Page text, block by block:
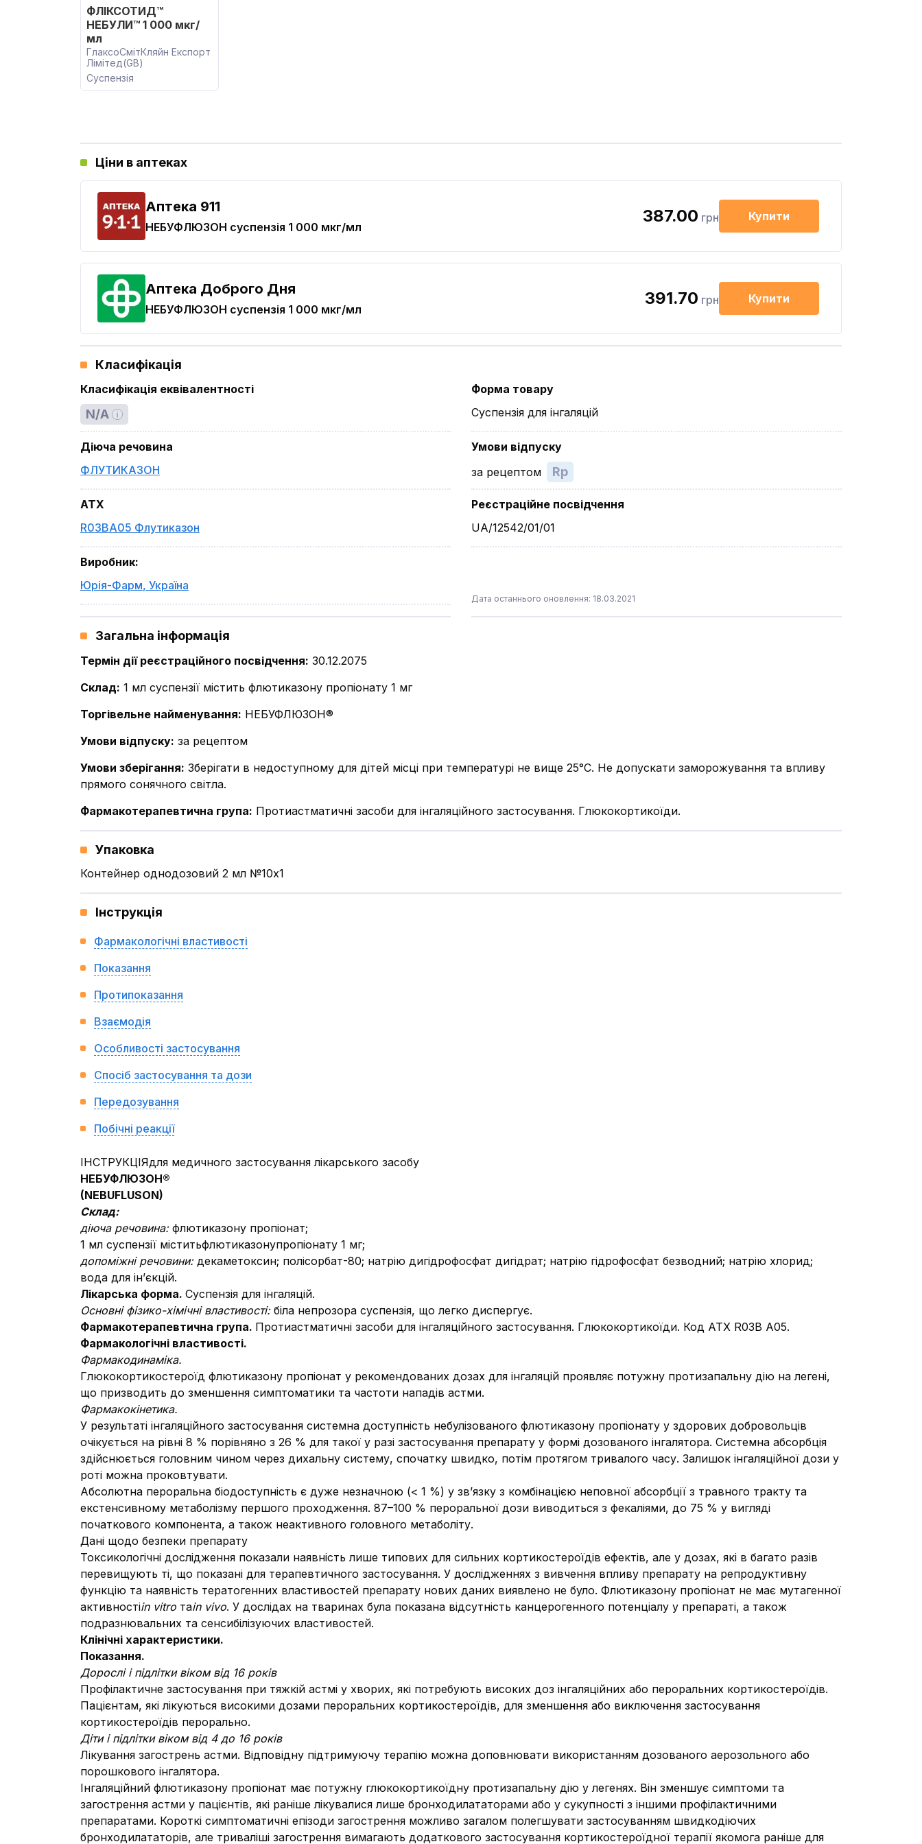
ФЛІКСОТИД™
НЕБУЛИ™ 1 000 мкг/
мл
ГлаксоСмітКляйн Експорт
Лімітед(GB)
Суспензія
Ціни в аптеках
Aптека 911
НЕБУФЛЮЗОН суспензія 1 000 мкг/мл
387.00 грн Купити
Аптека Доброго Дня
НЕБУФЛЮЗОН суспензія 1 000 мкг/мл
391.70 грн Купити
Класифікація
Класифікація еквівалентності
N/A
Діюча речовина
ФЛУТИКАЗОН
ATX
R03BA05 Флутиказон
Виробник:
Юрія-Фарм, Україна
Форма товару
Суспензія для інгаляцій
Умови відпуску
за рецептом
Rp
Реєстраційне посвідчення
UA/12542/01/01
Дата останнього оновлення: 18.03.2021
Загальна інформація
Термін дії реєстраційного посвідчення: 30.12.2075
Склад: 1 мл суспензії містить флютиказону пропіонату 1 мг
Торгівельне найменування: НЕБУФЛЮЗОН®
Умови відпуску: за рецептом
Умови зберігання: Зберігати в недоступному для дітей місці при температурі не вище 25°С. Не допускати заморожування та впливу
прямого сонячного світла.
Фармакотерапевтична група: Протиастматичні засоби для інгаляційного застосування. Глюкокортикоїди.
Упаковка
Контейнер однодозовий 2 мл №10x1
Інструкція
Фармакологічні властивості
Показання
Протипоказання
Взаємодія
Особливості застосування
Спосіб застосування та дози
Передозування
Побічні реакції
ІНСТРУКЦІЯдля медичного застосування лікарського засобу
НЕБУФЛЮЗОН®
(NEBUFLUSON)
Склад:
діюча речовина: флютиказону пропіонат;
1 мл суспензії міститьфлютиказонупропіонату 1 мг;
допоміжні речовини: декаметоксин; полісорбат-80; натрію дигідрофосфат дигідрат; натрію гідрофосфат безводний; натрію хлорид;
вода для ін’єкцій.
Лікарська форма. Суспензія для інгаляцій.
Основні фізико-хімічні властивості: біла непрозора суспензія, що легко диспергує.
Фармакотерапевтична група. Протиастматичні засоби для інгаляційного застосування. Глюкокортикоїди. Код АТХ R03B A05.
Фармакологічні властивості.
Фармакодинаміка.
Глюкокортикостероїд флютиказону пропіонат у рекомендованих дозах для інгаляцій проявляє потужну протизапальну дію на легені,
що призводить до зменшення симптоматики та частоти нападів астми.
Фармакокінетика.
У результаті інгаляційного застосування системна доступність небулізованого флютиказону пропіонату у здорових добровольців
очікується на рівні 8 % порівняно з 26 % для такої у разі застосування препарату у формі дозованого інгалятора. Системна абсорбція
здійснюється головним чином через дихальну систему, спочатку швидко, потім протягом тривалого часу. Залишок інгаляційної дози у
роті можна проковтувати.
Абсолютна пероральна біодоступність є дуже незначною (< 1 %) у зв’язку з комбінацією неповної абсорбції з травного тракту та
екстенсивному метаболізму першого проходження. 87–100 % пероральної дози виводиться з фекаліями, до 75 % у вигляді
початкового компонента, а також неактивного головного метаболіту.
Дані щодо безпеки препарату
Токсикологічні дослідження показали наявність лише типових для сильних кортикостероїдів ефектів, але у дозах, які в багато разів
перевищують ті, що показані для терапевтичного застосування. У дослідженнях з вивчення впливу препарату на репродуктивну
функцію та наявність тератогенних властивостей препарату нових даних виявлено не було. Флютиказону пропіонат не має мутагенної
активностіin vitro таin vivo. У дослідах на тваринах була показана відсутність канцерогенного потенціалу у препараті, а також
подразнювальних та сенсибілізуючих властивостей.
Клінічні характеристики.
Показання.
Дорослі і підлітки віком від 16 років
Профілактичне застосування при тяжкій астмі у хворих, які потребують високих доз інгаляційних або пероральних кортикостероїдів.
Пацієнтам, які лікуються високими дозами пероральних кортикостероїдів, для зменшення або виключення застосування
кортикостероїдів перорально.
Діти і підлітки віком від 4 до 16 років
Лікування загострень астми. Відповідну підтримуючу терапію можна доповнювати використанням дозованого аерозольного або
порошкового інгалятора.
Інгаляційний флютиказону пропіонат має потужну глюкокортикоїдну протизапальну дію у легенях. Він зменшує симптоми та
загострення астми у пацієнтів, які раніше лікувалися лише бронходилататорами або у сукупності з іншими профілактичними
препаратами. Короткі симптоматичні епізоди загострення можливо загалом полегшувати застосуванням швидкодіючих
бронходилататорів, але триваліші загострення вимагають додаткового застосування кортикостероїдної терапії якомога раніше для